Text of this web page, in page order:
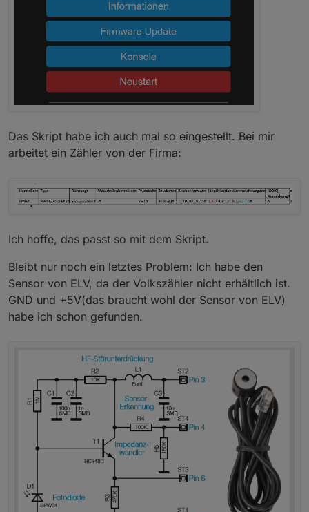
Das Skript habe ich auch mal so eingestellt. Bei mir
arbeitet ein Zähler von der Firma:
Ich hoffe, das passt so mit dem Skript.
Bleibt nur noch ein letztes Problem: Ich habe den
Sensor von ELV, da der Volkszähler nicht erhältlich ist.
GND und +5V(das braucht wohl der Sensor von ELV)
habe ich schon gefunden.